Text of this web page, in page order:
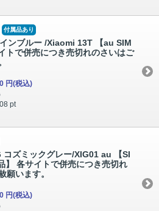
付属品あり
ンブルー /Xiaomi 13T 【au SIM
トで併売につき売切れのさいはご
円(税込)
pt
ズミックグレー/XIG01 au 【SI
】 各サイトで併売につき売切れ
願います。
円(税込)